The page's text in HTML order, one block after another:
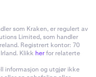
som Kraken, er regulert av
Limited, som handler
Registrert kontor: 70
Irland. Klikk herfor relaterte
informasjon og utgjør ikke